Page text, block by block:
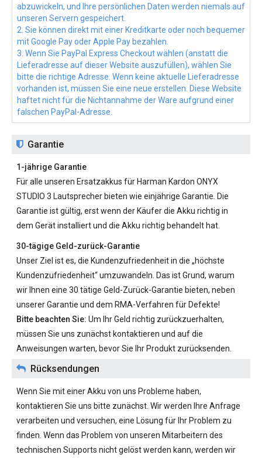
abzuwickeln, und Ihre persönlichen Daten werden niemals auf
unseren Servern gespeichert.
2. Sie können direkt mit einer Kreditkarte oder noch bequemer
mit Google Pay oder Apple Pay bezahlen.
3. Wenn Sie PayPal Express Checkout wählen (anstatt die
Lieferadresse auf dieser Website auszufüllen), wählen Sie
bitte die richtige Adresse. Wenn keine aktuelle Lieferadresse
vorhanden ist, müssen Sie eine neue erstellen. Diese Website
haftet nicht für die Nichtannahme der Ware aufgrund einer
falschen PayPal-Adresse.
Garantie
1-jährige Garantie
Für alle unseren Ersatzakkus für Harman Kardon ONYX
STUDIO 3 Lautsprecher bieten wie einjährige Garantie. Die
Garantie ist gültig, erst wenn der Käufer die Akku richtig in
dem Gerät installiert und die Akku richtig behandelt hat.
30-tägige Geld-zurück-Garantie
Unser Ziel ist es, die Kundenzufriedenheit in die „höchste
Kundenzufriedenheit“ umzuwandeln. Das ist Grund, warum
wir Ihnen eine 30 tätige Geld-Zurück-Garantie bieten, neben
unserer Garantie und dem RMA-Verfahren für Defekte!
Bitte beachten Sie: Um Ihr Geld richtig zurückzuerhalten,
müssen Sie uns zunächst kontaktieren und auf die
Anweisungen warten, bevor Sie Ihr Produkt zurücksenden.
Rücksendungen
Wenn Sie mit einer Akku von uns Probleme haben,
kontaktieren Sie uns bitte zunächst. Wir werden Ihre Anfrage
verarbeiten und versuchen, eine Lösung für Ihr Problem zu
finden. Wenn das Problem von unseren Mitarbeitern des
technischen Supports nicht gelöst werden kann, werden wir